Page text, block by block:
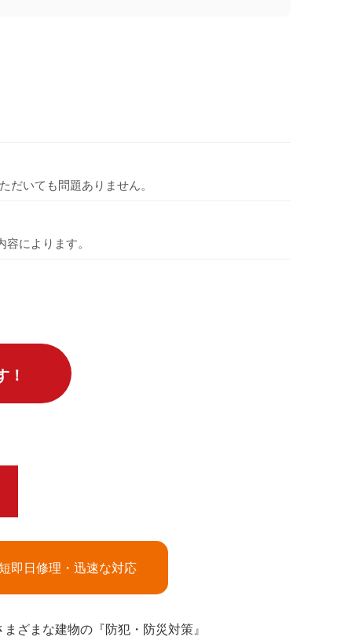
いても問題ありません。
によります。
！
即日修理・迅速な対応
ざまな建物の『防犯・防災対策』